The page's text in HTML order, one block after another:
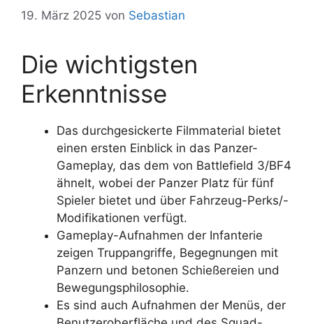
19. März 2025 von Sebastian
Die wichtigsten
Erkenntnisse
Das durchgesickerte Filmmaterial bietet
einen ersten Einblick in das Panzer-
Gameplay, das dem von Battlefield 3/BF4
ähnelt, wobei der Panzer Platz für fünf
Spieler bietet und über Fahrzeug-Perks/-
Modifikationen verfügt.
Gameplay-Aufnahmen der Infanterie
zeigen Truppangriffe, Begegnungen mit
Panzern und betonen Schießereien und
Bewegungsphilosophie.
Es sind auch Aufnahmen der Menüs, der